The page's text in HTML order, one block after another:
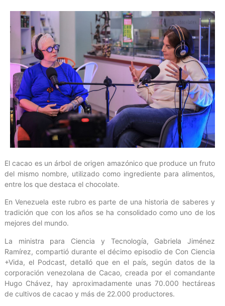
El cacao es un árbol de origen amazónico que produce un fruto
del mismo nombre, utilizado como ingrediente para alimentos,
entre los que destaca el chocolate.
En Venezuela este rubro es parte de una historia de saberes y
tradición que con los años se ha consolidado como uno de los
mejores del mundo.
La ministra para Ciencia y Tecnología, Gabriela Jiménez
Ramírez, compartió durante el décimo episodio de Con Ciencia
+Vida, el Podcast, detalló que en el país, según datos de la
corporación venezolana de Cacao, creada por el comandante
Hugo Chávez, hay aproximadamente unas 70.000 hectáreas
de cultivos de cacao y más de 22.000 productores.